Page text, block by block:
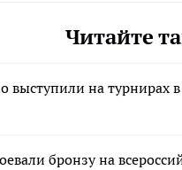
Читайте
на турнирах
бронзу на